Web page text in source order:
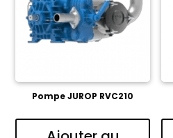
Pompe JUROP RVC210